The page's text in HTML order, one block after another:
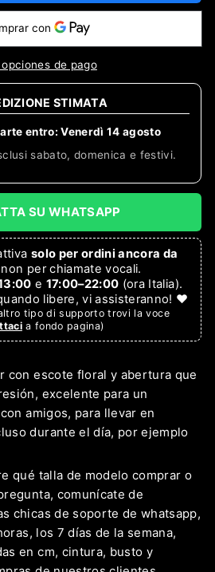
opciones de pago
STIMATA
entro:Venerdì 14 agosto
sabato, domenica e festivi.
SU WHATSAPP
solo per ordini ancora da
non per chiamate vocali.
e 17:00–22:00 (ora Italia).
libere, vi assisteranno! ❤️
tipo di supporto trovi la voce
a fondo pagina)
con escote floral y abertura que
excelente para un
amigos, para llevar en
durante el día, por ejemplo
qué talla de modelo comprar o
comunícate de
chicas de soporte de whatsapp,
los 7 días de la semana,
en cm, cintura, busto y